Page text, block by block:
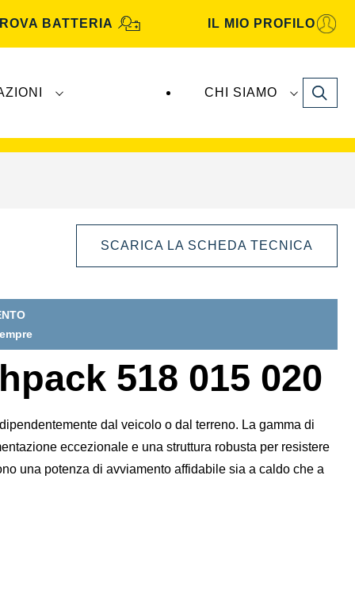
BATTERIA IL MIO PROFILO
CHI SIAMO Search
SCARICA LA SCHEDA TECNICA
518 015 020
dal veicolo o dal terreno. La gamma di
eccezionale e una struttura robusta per resistere
una potenza di avviamento affidabile sia a caldo che a